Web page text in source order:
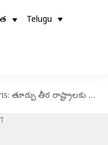
Telugu
రాష్ట్రాలకు వాయుగుండం ముప్పు.. మత్స్యకారులకు హెచ్చరికలు జారీ